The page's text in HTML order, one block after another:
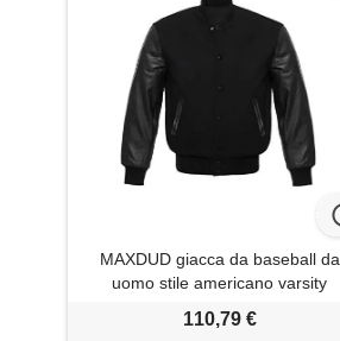
MAXDUD giacca da baseball da
uomo stile americano varsity
con maniche in ecopelle giacca
110,79 €